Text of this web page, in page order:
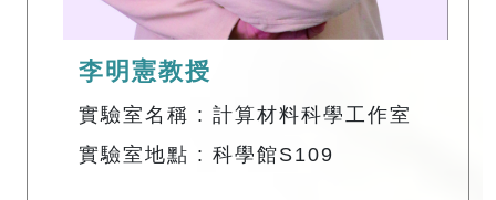
李明憲教授
實驗室名稱 : 計算材料科學工作室
實驗室地點 : 科學館S109